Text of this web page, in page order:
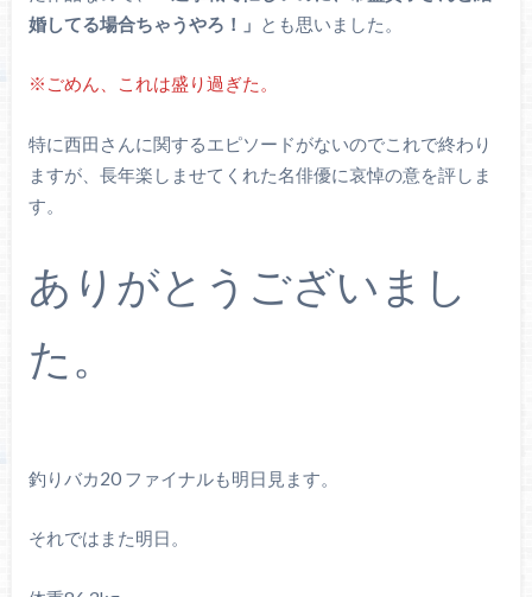
婚してる場合ちゃうやろ！」
とも思いました。
※ごめん、これは盛り過ぎた。
特に西田さんに関するエピソードがないのでこれで終わり
ますが、長年楽しませてくれた名俳優に哀悼の意を評しま
す。
ありがとうございまし
た。
釣りバカ20 ファイナルも明日見ます。
それではまた明日。